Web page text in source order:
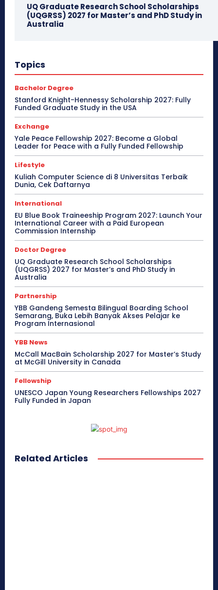
UQ Graduate Research School Scholarships
(UQGRSS) 2027 for Master’s and PhD Study in
Australia
Topics
Bachelor Degree
Stanford Knight-Hennessy Scholarship 2027: Fully
Funded Graduate Study in the USA
Exchange
Yale Peace Fellowship 2027: Become a Global
Leader for Peace with a Fully Funded Fellowship
Lifestyle
Kuliah Computer Science di 8 Universitas Terbaik
Dunia, Cek Daftarnya
International
EU Blue Book Traineeship Program 2027: Launch Your
International Career with a Paid European
Commission Internship
Doctor Degree
UQ Graduate Research School Scholarships
(UQGRSS) 2027 for Master’s and PhD Study in
Australia
Partnership
YBB Gandeng Semesta Bilingual Boarding School
Semarang, Buka Lebih Banyak Akses Pelajar ke
Program Internasional
YBB News
McCall MacBain Scholarship 2027 for Master’s Study
at McGill University in Canada
Fellowship
UNESCO Japan Young Researchers Fellowships 2027
Fully Funded in Japan
Related Articles